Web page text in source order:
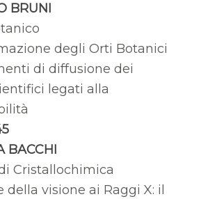
BRUNI
degli Orti Botanici
di diffusione dei
legati alla
BACCHI
Cristallochimica
della visione ai Raggi X: il